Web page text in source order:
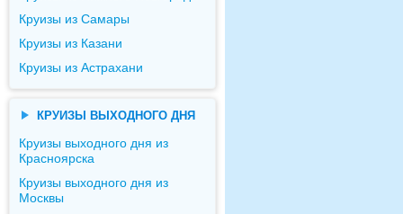
Круизы из Самары
Круизы из Казани
Круизы из Астрахани
КРУИЗЫ ВЫХОДНОГО ДНЯ
Круизы выходного дня из
Красноярска
Круизы выходного дня из
Москвы